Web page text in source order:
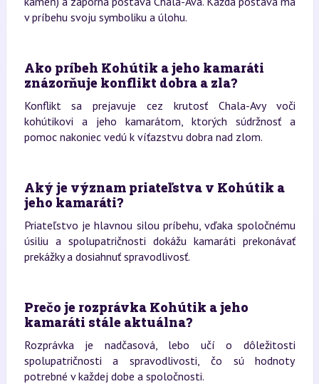
v príbehu svoju symboliku a úlohu.
Ako príbeh Kohútik a jeho kamaráti
znázorňuje konflikt dobra a zla?
Konflikt sa prejavuje cez krutosť Chala-Avy voči
kohútikovi a jeho kamarátom, ktorých súdržnosť a
pomoc nakoniec vedú k víťazstvu dobra nad zlom.
Aký je význam priateľstva v Kohútik a
jeho kamaráti?
Priateľstvo je hlavnou silou príbehu, vďaka spoločnému
úsiliu a spolupatričnosti dokážu kamaráti prekonávať
prekážky a dosiahnuť spravodlivosť.
Prečo je rozprávka Kohútik a jeho
kamaráti stále aktuálna?
Rozprávka je nadčasová, lebo učí o dôležitosti
spolupatričnosti a spravodlivosti, čo sú hodnoty
potrebné v každej dobe a spoločnosti.